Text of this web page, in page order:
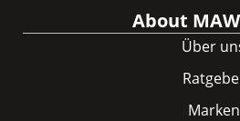
About
Über
Marken